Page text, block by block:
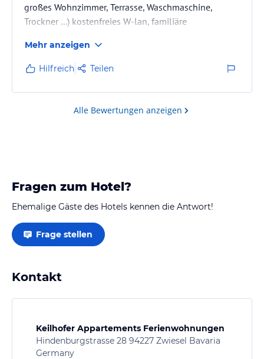
großes Wohnzimmer, Terrasse, Waschmaschine,
Trockner ...) kostenfreies W-lan, familiäre
gepflegtes Haus, komfortable, bequeme Einrichtung,
Einkaufs-, und Ausflugsmöglichkeiten in
unmittelbarer Nähe, Parkplatz direkt am Haus,
Gerne wieder hier, DANKE!
Mehr anzeigen
Hilfreich Teilen
Alle Bewertungen anzeigen
Fragen zum Hotel?
Ehemalige Gäste des Hotels kennen die Antwort!
Frage stellen
Kontakt
Keilhofer Appartements Ferienwohnungen
Hindenburgstrasse 28 94227 Zwiesel Bavaria
Germany